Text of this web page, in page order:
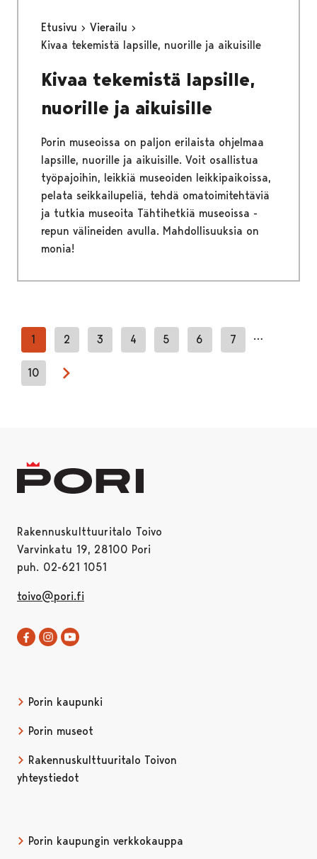
Etusivu
Vierailu
Kivaa tekemistä lapsille, nuorille ja aikuisille
Kivaa tekemistä lapsille,
nuorille ja aikuisille
Porin museoissa on paljon erilaista ohjelmaa
lapsille, nuorille ja aikuisille. Voit osallistua
työpajoihin, leikkiä museoiden leikkipaikoissa,
pelata seikkailupeliä, tehdä omatoimitehtäviä
ja tutkia museoita Tähtihetkiä museoissa -
repun välineiden avulla. Mahdollisuuksia on
monia!
1 2 3 4 5 6 7 …
10
Rakennuskulttuuritalo Toivo
Varvinkatu 19, 28100 Pori
puh. 02-621 1051
toivo@pori.fi
Rakennuskulttuuritalo Toivo Facebookissa
Avautuu uudessa välilehdessä
Rakennuskulttuuritalo Toivo Instagramissa
Avautuu uudessa välilehdessä
Porin kaupunki
Porin museot
Rakennuskulttuuritalo Toivon
yhteystiedot
Porin kaupungin verkkokauppa